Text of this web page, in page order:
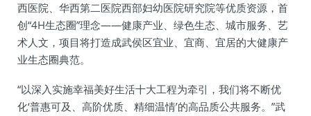
西医院、华西第二医院西部妇幼医院研究院等优质资源，首
创“4H生态圈”理念——健康产业、绿色生态、城市服务、艺
术人文，项目将打造成武侯区宜业、宜商、宜居的大健康产
业生态圈典范。
“以深入实施幸福美好生活十大工程为牵引，我们将不断优
化‘普惠可及、高阶优质、精细温情’的高品质公共服务。”武